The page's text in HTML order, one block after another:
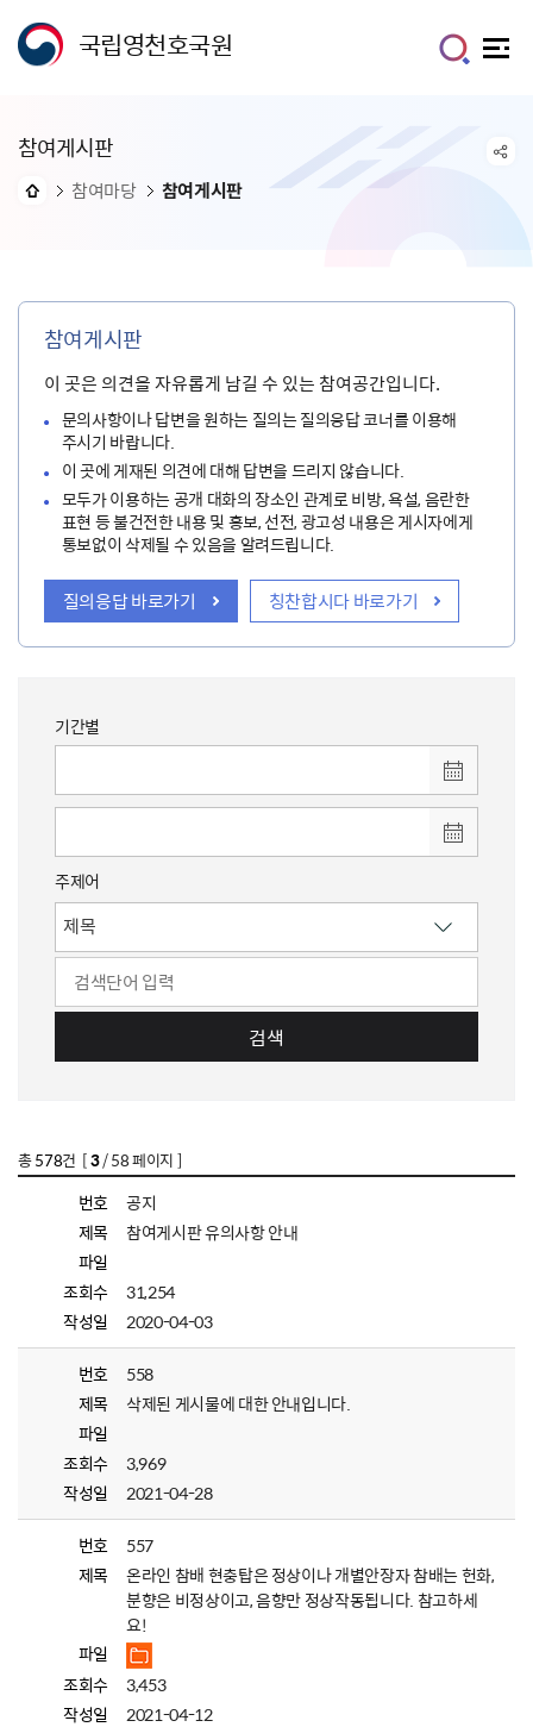
국립영천호국원
참여게시판
참여마당 참여게시판
참여게시판
이 곳은 의견을 자유롭게 남길 수 있는 참여공간입니다.
문의사항이나 답변을 원하는 질의는 질의응답 코너를 이용해
주시기 바랍니다.
이 곳에 게재된 의견에 대해 답변을 드리지 않습니다.
모두가 이용하는 공개 대화의 장소인 관계로 비방, 욕설, 음란한
표현 등 불건전한 내용 및 홍보, 선전, 광고성 내용은 게시자에게
통보없이 삭제될 수 있음을 알려드립니다.
질의응답 바로가기 칭찬합시다 바로가기
기간별
주제어
검색
총578건 [3/ 58 페이지 ]
번호
공지
제목
참여게시판 유의사항 안내
파일
조회수
31,254
작성일
2020-04-03
번호
558
제목
삭제된 게시물에 대한 안내입니다.
파일
조회수
3,969
작성일
2021-04-28
번호
557
제목
온라인 참배 현충탑은 정상이나 개별안장자 참배는 헌화,
분향은 비정상이고, 음향만 정상작동됩니다. 참고하세
요!
파일
조회수
3,453
작성일
2021-04-12